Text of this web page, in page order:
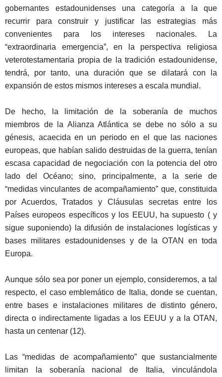
gobernantes estadounidenses una categoría a la que
recurrir para construir y justificar las estrategias más
convenientes para los intereses nacionales. La
“extraordinaria emergencia”, en la perspectiva religiosa
veterotestamentaria propia de la tradición estadounidense,
tendrá, por tanto, una duración que se dilatará con la
expansión de estos mismos intereses a escala mundial.
De hecho, la limitación de la soberanía de muchos
miembros de la Alianza Atlántica se debe no sólo a su
génesis, acaecida en un periodo en el que las naciones
europeas, que habían salido destruidas de la guerra, tenían
escasa capacidad de negociación con la potencia del otro
lado del Océano; sino, principalmente, a la serie de
“medidas vinculantes de acompañamiento” que, constituida
por Acuerdos, Tratados y Cláusulas secretas entre los
Países europeos específicos y los EEUU, ha supuesto ( y
sigue suponiendo) la difusión de instalaciones logísticas y
bases militares estadounidenses y de la OTAN en toda
Europa.
Aunque sólo sea por poner un ejemplo, consideremos, a tal
respecto, el caso emblemático de Italia, donde se cuentan,
entre bases e instalaciones militares de distinto género,
directa o indirectamente ligadas a los EEUU y a la OTAN,
hasta un centenar (12).
Las “medidas de acompañamiento” que sustancialmente
limitan la soberanía nacional de Italia, vinculándola